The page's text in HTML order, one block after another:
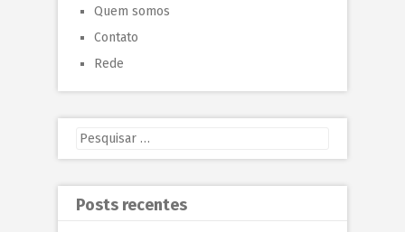
Quem somos
Contato
Rede
Posts recentes